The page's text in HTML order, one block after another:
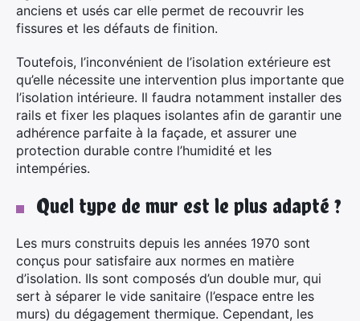
anciens et usés car elle permet de recouvrir les
fissures et les défauts de finition.
Toutefois, l’inconvénient de l’isolation extérieure est
qu’elle nécessite une intervention plus importante que
l’isolation intérieure. Il faudra notamment installer des
rails et fixer les plaques isolantes afin de garantir une
adhérence parfaite à la façade, et assurer une
protection durable contre l’humidité et les
intempéries.
Quel type de mur est le plus adapté ?
Les murs construits depuis les années 1970 sont
conçus pour satisfaire aux normes en matière
d’isolation. Ils sont composés d’un double mur, qui
sert à séparer le vide sanitaire (l’espace entre les
murs) du dégagement thermique. Cependant, les
Rechercher
: